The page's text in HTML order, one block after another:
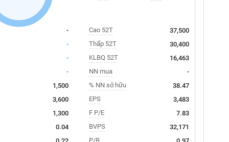
-
-
-
-
1,500
3,600
1,300
0.04
0.22
Cao 52T
37,500
Thấp 52T
30,400
KLBQ 52T
16,463
NN mua
-
% NN sở hữu
38.47
EPS
3,483
F P/E
7.83
BVPS
32,171
P/B
0.97